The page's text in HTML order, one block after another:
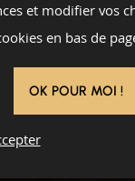
finitions soignées
rendu
et modifier vos
en bas de
OK POUR MOI !